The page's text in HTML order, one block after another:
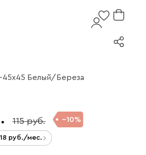
45x45 Белый/Береза
115 10
18 /мес.